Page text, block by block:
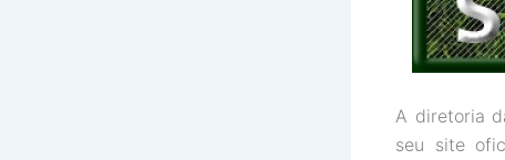
A diretoria
seu site